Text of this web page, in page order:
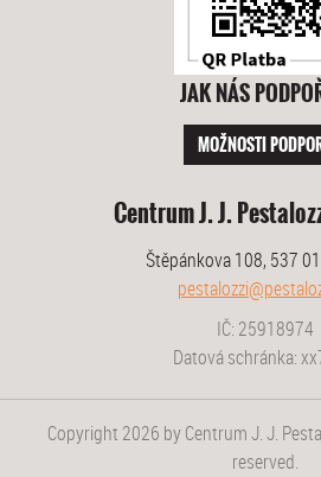
JAK NÁS
MOŽNOSTI
Centrum J. J.
Štěpánkova 108, 537
IČ: 25918974
Datová schránka:
Copyright 2026 by Centrum J. J.
reserved.